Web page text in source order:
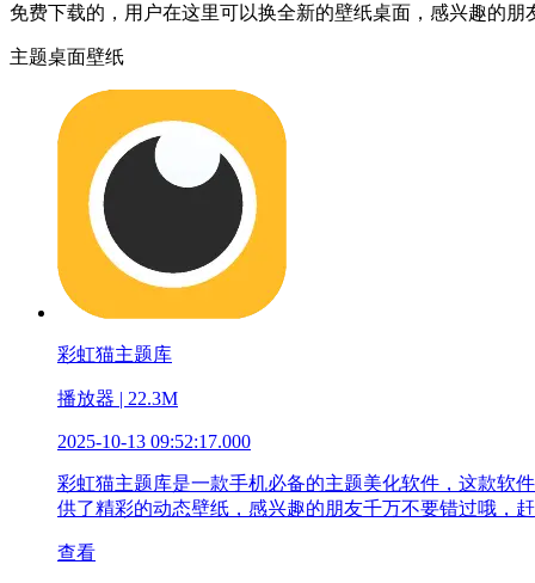
免费下载的，用户在这里可以换全新的壁纸桌面，感兴趣的
主题桌面壁纸
彩虹猫主题库
播放器 | 22.3M
2025-10-13 09:52:17.000
彩虹猫主题库是一款手机必备的主题美化软件，这款软
供了精彩的动态壁纸，感兴趣的朋友千万不要错过哦，
查看